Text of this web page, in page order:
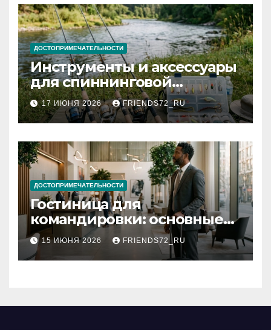
ДОСТОПРИМЕЧАТЕЛЬНОСТИ
Инструменты и аксессуары
для спиннинговой
рыбалки: назначение и
типы
17 ИЮНЯ 2026 FRIENDS72_RU
ДОСТОПРИМЕЧАТЕЛЬНОСТИ
Гостиница для
командировки: основные
критерии выбора
15 ИЮНЯ 2026 FRIENDS72_RU